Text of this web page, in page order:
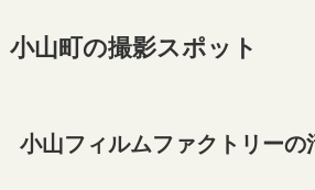
小山町の撮影スポット
小山フィルムファクトリーの